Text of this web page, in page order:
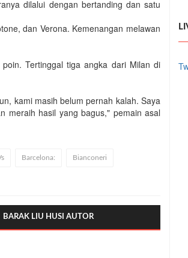
dilalui dengan bertanding dan satu
dan Verona. Kemenangan melawan
Tertinggal tiga angka dari Milan di
kami masih belum pernah kalah. Saya
meraih hasil yang bagus," pemain asal
Barcelona: Bianconeri
BARAK LIU HUSI AUTOR